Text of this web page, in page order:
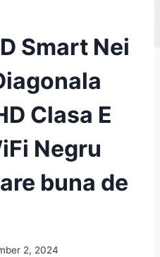
Smart Nei
Clasa E
Negru
buna de
2, 2024